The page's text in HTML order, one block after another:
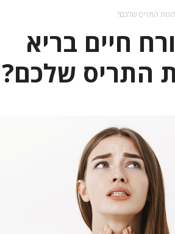
התריס שלכם?
חיים בריא
התריס שלכם?